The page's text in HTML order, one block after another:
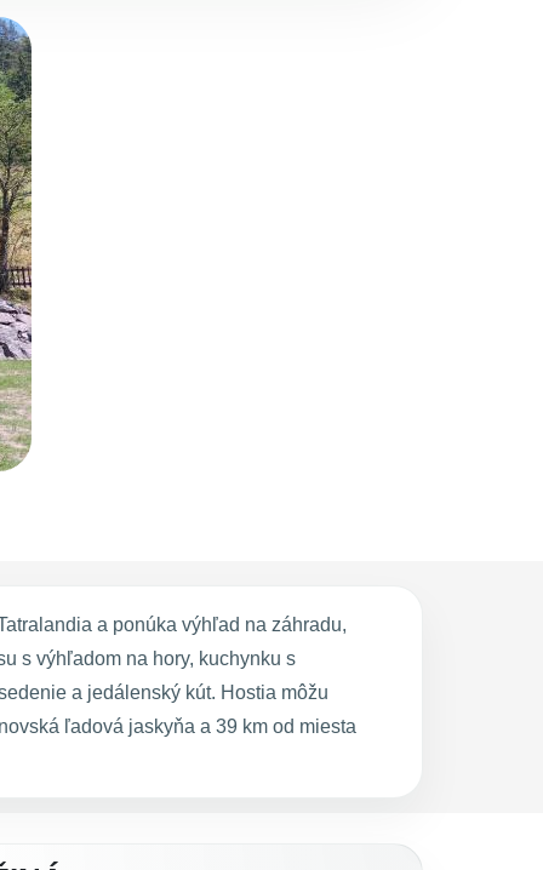
a ponúka výhľad na záhradu,
s výhľadom na hory, kuchynku s
a jedálenský kút. Hostia môžu
ľadová jaskyňa a 39 km od miesta